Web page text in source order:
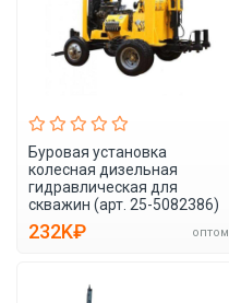
Буровая установка
колесная дизельная
гидравлическая для
скважин (арт. 25-5082386)
232K₽ оптом